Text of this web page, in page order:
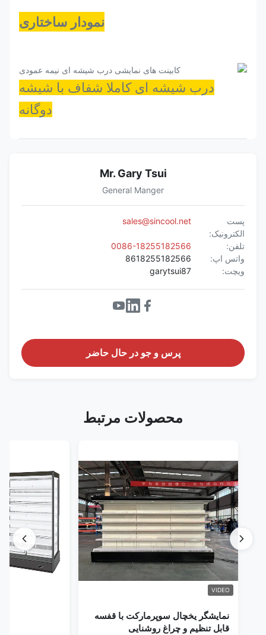
نمودار ساختاری
درب شیشه ای کاملا شفاف با شیشه
دوگانه
Mr. Gary Tsui
General Manger
پست
الکترونیک:
sales@sincool.net
تلفن:
0086-18255182566
واتس اپ:
8618255182566
ویچت:
garytsui87
پرس و جو در حال حاضر
محصولات مرتبط
VIDEO
نمایشگر یخچال سوپرمارکت با قفسه
قابل تنظیم و چراغ روشنایی